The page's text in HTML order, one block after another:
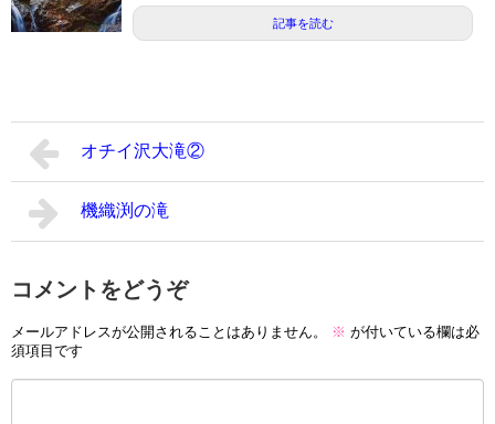
記事を読む
オチイ沢大滝②
機織渕の滝
コメントをどうぞ
メールアドレスが公開されることはありません。 ※ が付いている欄は必
須項目です